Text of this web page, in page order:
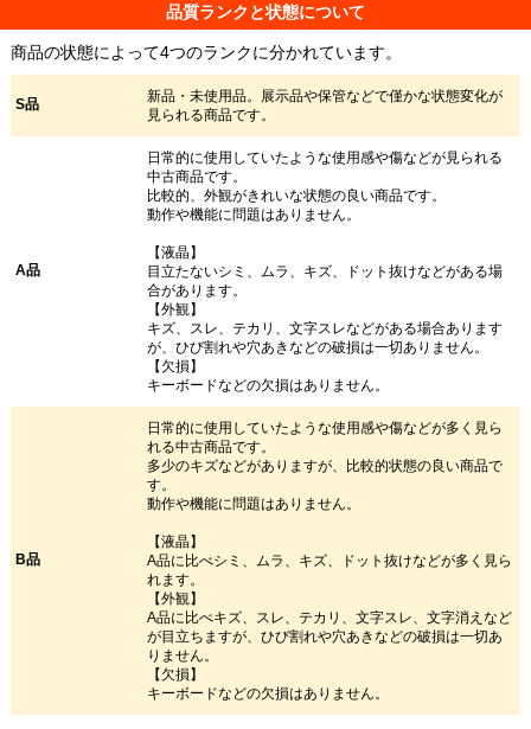
品質ランクと状態について
商品の状態によって4つのランクに分かれています。
S品
新品・未使用品。展示品や保管などで僅かな状態変化が
見られる商品です。
A品
日常的に使用していたような使用感や傷などが見られる
中古商品です。
比較的、外観がきれいな状態の良い商品です。
動作や機能に問題はありません。
【液晶】
目立たないシミ、ムラ、キズ、ドット抜けなどがある場
合があります。
【外観】
キズ、スレ、テカリ、文字スレなどがある場合あります
が、ひび割れや穴あきなどの破損は一切ありません。
【欠損】
キーボードなどの欠損はありません。
B品
日常的に使用していたような使用感や傷などが多く見ら
れる中古商品です。
多少のキズなどがありますが、比較的状態の良い商品で
す。
動作や機能に問題はありません。
【液晶】
A品に比べシミ、ムラ、キズ、ドット抜けなどが多く見ら
れます。
【外観】
A品に比べキズ、スレ、テカリ、文字スレ、文字消えなど
が目立ちますが、ひび割れや穴あきなどの破損は一切あ
りません。
【欠損】
キーボードなどの欠損はありません。